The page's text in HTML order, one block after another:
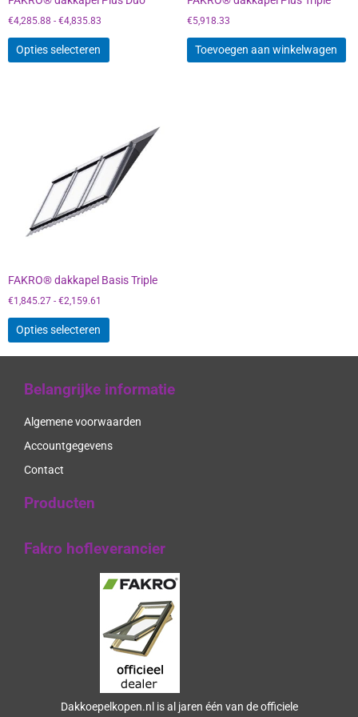
€4,285.88 - €4,835.83
Opties selecteren
op
productpagina
€5,918.33
Toevoegen aan winkelwagen
FAKRO® dakkapel Basis Triple
€1,845.27 - €2,159.61
€2,159.61
Opties selecteren
heeft
meerdere
variaties.
Deze
op
productpagina
Belangrijke informatie
Algemene voorwaarden
Accountgegevens
Contact
Producten
Fakro hofleverancier
Dakkoepelkopen.nl is al jaren één van de officiele